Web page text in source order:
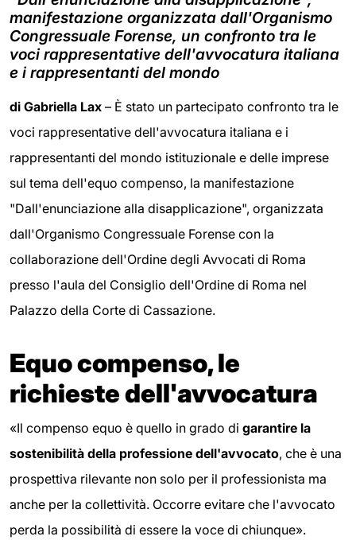
manifestazione organizzata dall'Organismo
Congressuale Forense, un confronto tra le
voci rappresentative dell'avvocatura italiana
e i rappresentanti del mondo
di Gabriella Lax – È stato un partecipato confronto tra le
voci rappresentative dell'avvocatura italiana e i
rappresentanti del mondo istituzionale e delle imprese
sul tema dell'equo compenso, la manifestazione
"Dall'enunciazione alla disapplicazione", organizzata
dall'Organismo Congressuale Forense con la
collaborazione dell'Ordine degli Avvocati di Roma
presso l'aula del Consiglio dell'Ordine di Roma nel
Palazzo della Corte di Cassazione.
Equo compenso, le
richieste dell'avvocatura
«Il compenso equo è quello in grado di garantire la
sostenibilità della professione dell'avvocato, che è una
prospettiva rilevante non solo per il professionista ma
anche per la collettività. Occorre evitare che l'avvocato
perda la possibilità di essere la voce di chiunque».